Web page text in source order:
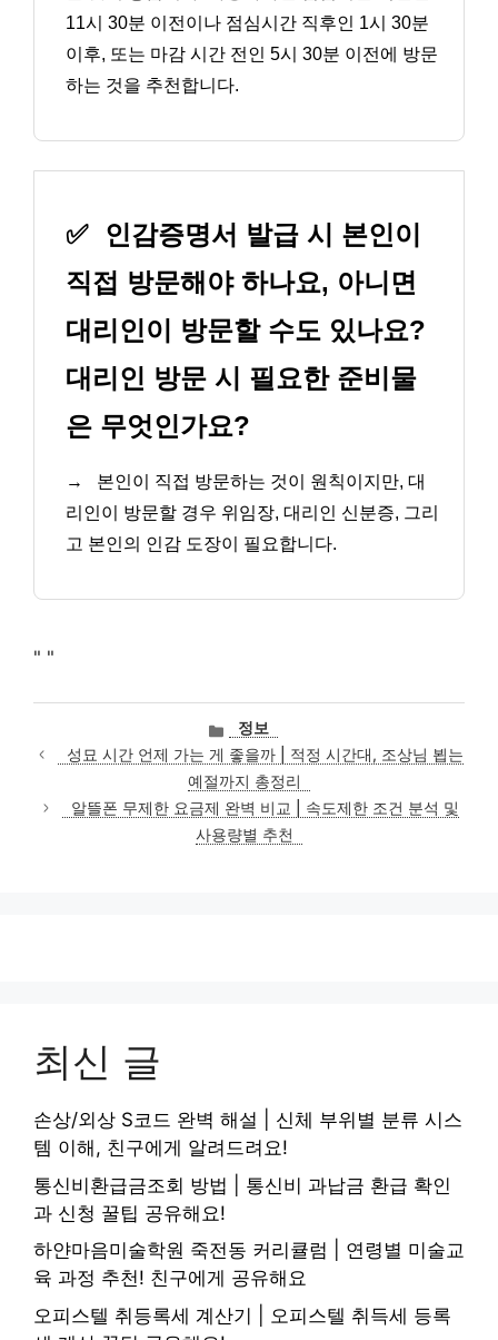
11시 30분 이전이나 점심시간 직후인 1시 30분
이후, 또는 마감 시간 전인 5시 30분 이전에 방문
하는 것을 추천합니다.
✅
인감증명서 발급 시 본인이
직접 방문해야 하나요, 아니면
대리인이 방문할 수도 있나요?
대리인 방문 시 필요한 준비물
은 무엇인가요?
→
본인이 직접 방문하는 것이 원칙이지만, 대
리인이 방문할 경우 위임장, 대리인 신분증, 그리
고 본인의 인감 도장이 필요합니다.
" "
카
테
고
리
정보
성묘 시간 언제 가는 게 좋을까 | 적정 시간대, 조상님 뵙는
예절까지 총정리
알뜰폰 무제한 요금제 완벽 비교 | 속도제한 조건 분석 및
사용량별 추천
최신 글
손상/외상 S코드 완벽 해설 | 신체 부위별 분류 시스
템 이해, 친구에게 알려드려요!
통신비환급금조회 방법 | 통신비 과납금 환급 확인
과 신청 꿀팁 공유해요!
하얀마음미술학원 죽전동 커리큘럼 | 연령별 미술교
육 과정 추천! 친구에게 공유해요
오피스텔 취등록세 계산기 | 오피스텔 취득세 등록